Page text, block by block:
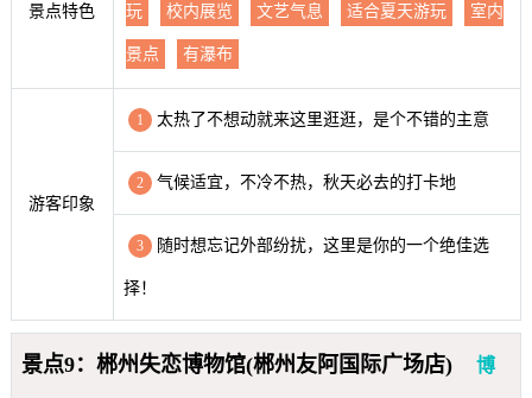
景点特色 玩 校内展览 文艺气息 适合夏天游玩 室内
景点 有瀑布
游客印象
1 太热了不想动就来这里逛逛，是个不错的主意
2 气候适宜，不冷不热，秋天必去的打卡地
3 随时想忘记外部纷扰，这里是你的一个绝佳选
择！
景点9：郴州失恋博物馆(郴州友阿国际广场店) 博